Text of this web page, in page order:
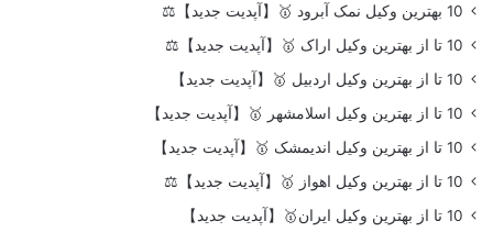
10 بهترین وکیل نمک آبرود 🥇【آپدیت جدید】⚖️
10 تا از بهترین وکیل اراک 🥇【آپدیت جدید】⚖️
10 تا از بهترین وکیل اردبیل 🥇【آپدیت جدید】
10 تا از بهترین وکیل اسلامشهر 🥇【آپدیت جدید】
10 تا از بهترین وکیل اندیمشک 🥇【آپدیت جدید】
10 تا از بهترین وکیل اهواز 🥇【آپدیت جدید】⚖️
10 تا از بهترین وکیل ایران🥇【آپدیت جدید】